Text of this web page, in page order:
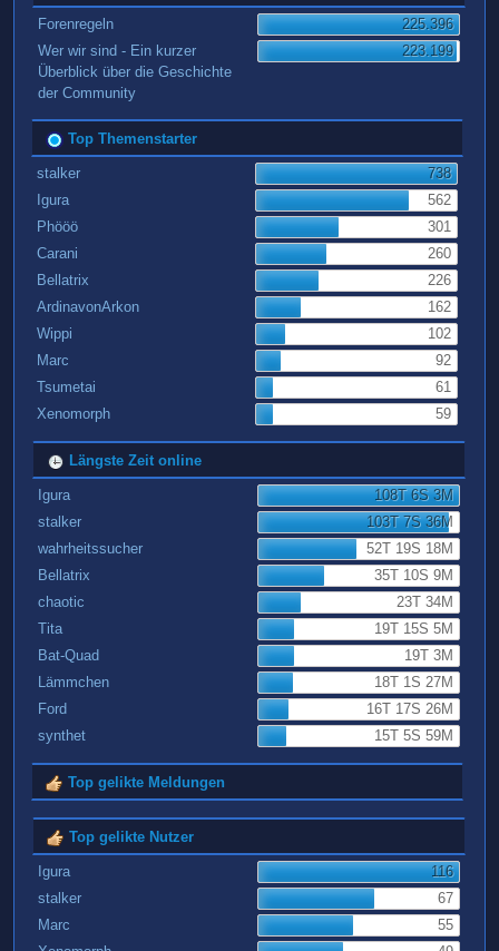
Forenregeln
225.396
Wer wir sind - Ein kurzer
Überblick über die Geschichte
der Community
223.199
Top Themenstarter
stalker
738
Igura
562
Phööö
301
Carani
260
Bellatrix
226
ArdinavonArkon
162
Wippi
102
Marc
92
Tsumetai
61
Xenomorph
59
Längste Zeit online
Igura
108T 6S 3M
stalker
103T 7S 36M
wahrheitssucher
52T 19S 18M
Bellatrix
35T 10S 9M
chaotic
23T 34M
Tita
19T 15S 5M
Bat-Quad
19T 3M
Lämmchen
18T 1S 27M
Ford
16T 17S 26M
synthet
15T 5S 59M
Top gelikte Meldungen
Top gelikte Nutzer
Igura
116
stalker
67
Marc
55